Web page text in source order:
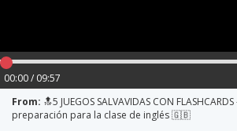
00:00 / 09:57
From: 🔝5 JUEGOS SALVAVIDAS CON
preparación para la clase de inglés 🇬🇧